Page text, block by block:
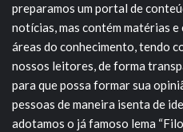
preparamos um portal de
notícias, mas contém matérias
áreas do conhecimento, tendo
nossos leitores, de forma
para que possa formar sua
pessoas de maneira isenta de
adotamos o já famoso lema